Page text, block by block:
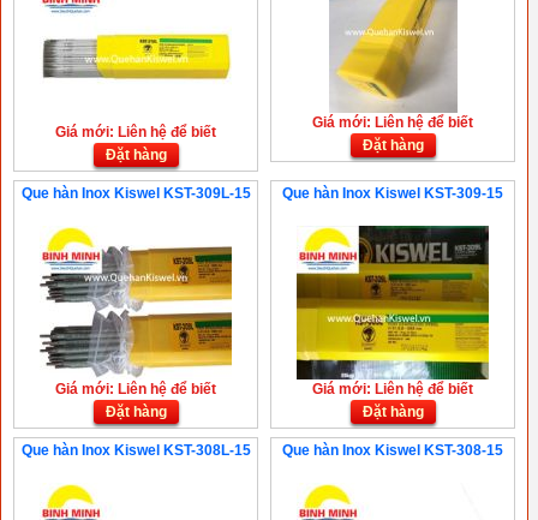
Giá mới: Liên hệ để biết
Đặt hàng
Giá mới: Liên hệ để biết
Đặt hàng
Que hàn Inox Kiswel KST-309L-15
Giá mới: Liên hệ để biết
Đặt hàng
Que hàn Inox Kiswel KST-309-15
Giá mới: Liên hệ để biết
Đặt hàng
Que hàn Inox Kiswel KST-308L-15 Que hàn Inox Kiswel KST-308-15